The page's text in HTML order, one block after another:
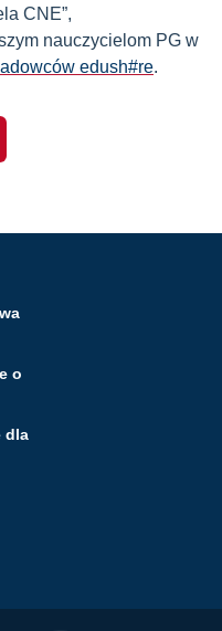
CNE”,
nauczycielom PG w
edush#re.
o
dla